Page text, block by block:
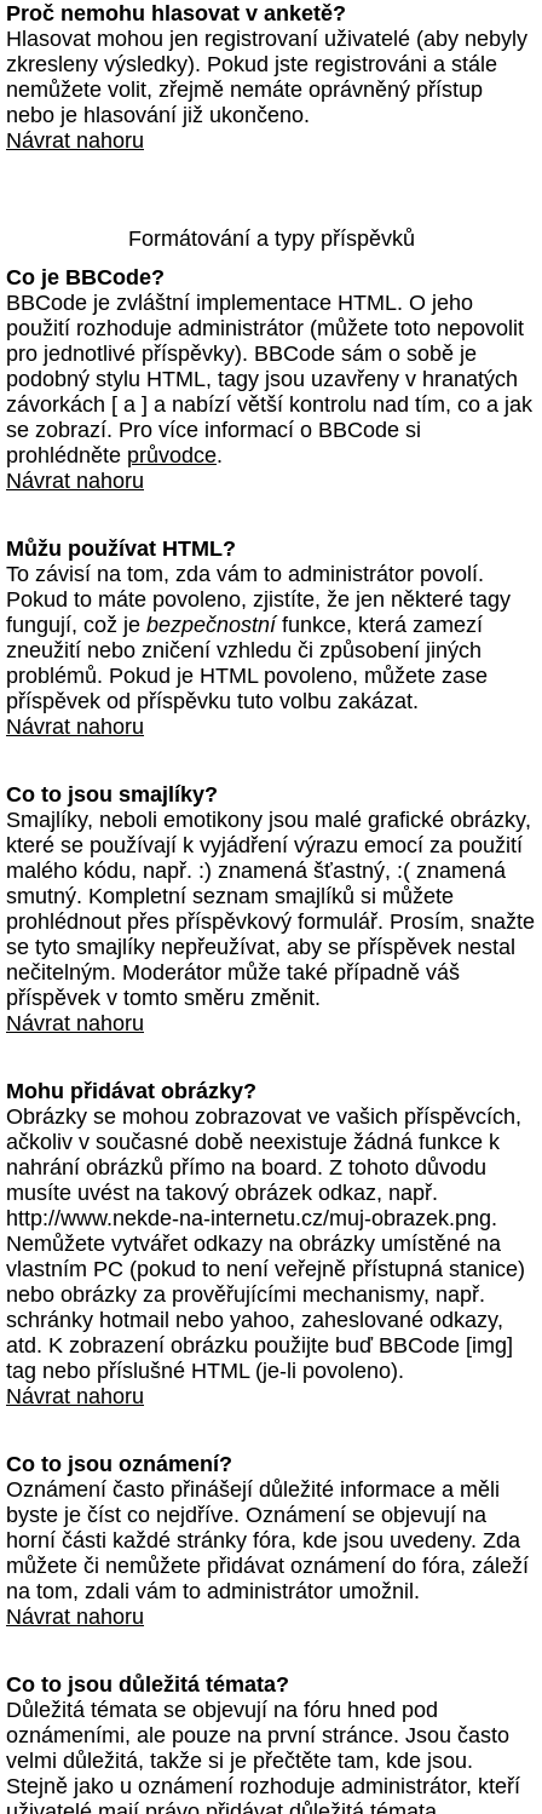
Proč nemohu hlasovat v anketě?
Hlasovat mohou jen registrovaní uživatelé (aby nebyly
zkresleny výsledky). Pokud jste registrováni a stále
nemůžete volit, zřejmě nemáte oprávněný přístup
nebo je hlasování již ukončeno.
Návrat nahoru
Formátování a typy příspěvků
Co je BBCode?
BBCode je zvláštní implementace HTML. O jeho
použití rozhoduje administrátor (můžete toto nepovolit
pro jednotlivé příspěvky). BBCode sám o sobě je
podobný stylu HTML, tagy jsou uzavřeny v hranatých
závorkách [ a ] a nabízí větší kontrolu nad tím, co a jak
se zobrazí. Pro více informací o BBCode si
prohlédněte průvodce.
Návrat nahoru
Můžu používat HTML?
To závisí na tom, zda vám to administrátor povolí.
Pokud to máte povoleno, zjistíte, že jen některé tagy
fungují, což je bezpečnostnífunkce, která zamezí
zneužití nebo zničení vzhledu či způsobení jiných
problémů. Pokud je HTML povoleno, můžete zase
příspěvek od příspěvku tuto volbu zakázat.
Návrat nahoru
Co to jsou smajlíky?
Smajlíky, neboli emotikony jsou malé grafické obrázky,
které se používají k vyjádření výrazu emocí za použití
malého kódu, např. :) znamená šťastný, :( znamená
smutný. Kompletní seznam smajlíků si můžete
prohlédnout přes příspěvkový formulář. Prosím, snažte
se tyto smajlíky nepřeužívat, aby se příspěvek nestal
nečitelným. Moderátor může také případně váš
příspěvek v tomto směru změnit.
Návrat nahoru
Mohu přidávat obrázky?
Obrázky se mohou zobrazovat ve vašich příspěvcích,
ačkoliv v současné době neexistuje žádná funkce k
nahrání obrázků přímo na board. Z tohoto důvodu
musíte uvést na takový obrázek odkaz, např.
http://www.nekde-na-internetu.cz/muj-obrazek.png.
Nemůžete vytvářet odkazy na obrázky umístěné na
vlastním PC (pokud to není veřejně přístupná stanice)
nebo obrázky za prověřujícími mechanismy, např.
schránky hotmail nebo yahoo, zaheslované odkazy,
atd. K zobrazení obrázku použijte buď BBCode [img]
tag nebo příslušné HTML (je-li povoleno).
Návrat nahoru
Co to jsou oznámení?
Oznámení často přinášejí důležité informace a měli
byste je číst co nejdříve. Oznámení se objevují na
horní části každé stránky fóra, kde jsou uvedeny. Zda
můžete či nemůžete přidávat oznámení do fóra, záleží
na tom, zdali vám to administrátor umožnil.
Návrat nahoru
Co to jsou důležitá témata?
Důležitá témata se objevují na fóru hned pod
oznámeními, ale pouze na první stránce. Jsou často
velmi důležitá, takže si je přečtěte tam, kde jsou.
Stejně jako u oznámení rozhoduje administrátor, kteří